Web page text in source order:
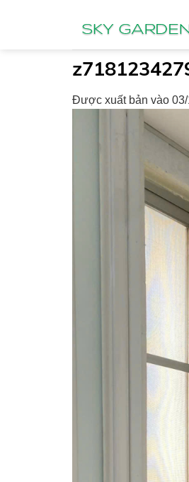
Được xuất bản vào